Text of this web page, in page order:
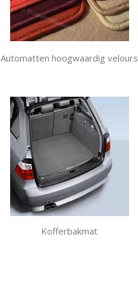
Automatten hoogwaardig velours
Kofferbakmat